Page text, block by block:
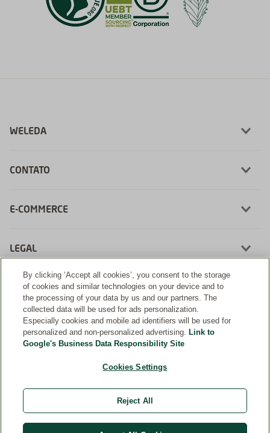
WELEDA
CONTATO
E-COMMERCE
LEGAL
Desenvolvimento:
Farmácia Weleda | CNPJ: 56.992.217/0002-60 | Rua da Fraternidade, 148 - Santo
Amaro | São Paulo, SP - 04738-020
Farmacêutica Responsável: Cristiane Sacuragui Quirino | CRF-SP: 25.355 | AFE:
0.87811.5 | CMVS: 355030801-477-003276-1-1
By clicking ‘Accept all cookies’, you consent to the storage
of cookies and similar technologies on your device and to
the processing of your data by us and our partners. The
collected data will be used for ads personalization.
Especially cookies and mobile ad identifiers will be used for
personalized and non-personalized advertising. Link to
Google's Business Data Responsibility Site
Cookies Settings
Reject All